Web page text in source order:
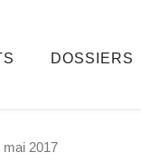
DOSSIERS
mai 2017